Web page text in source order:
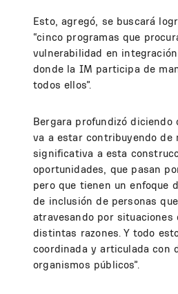
Esto, agregó, se buscará
“cinco programas que
vulnerabilidad en
donde la IM participa de
todos ellos”.
Bergara profundizó diciendo
va a estar contribuyendo de
significativa a esta
oportunidades, que pasan
pero que tienen un enfoque
de inclusión de personas
atravesando por situaciones
distintas razones. Y todo
coordinada y articulada con
organismos públicos”.